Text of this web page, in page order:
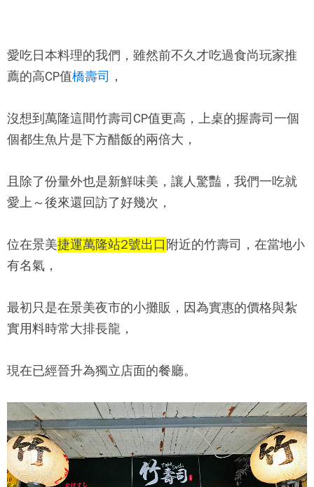
愛吃日本料理的我們，雖然前不久才吃過食尚玩家推
薦的高CP值橋壽司 ，
沒想到萬隆這間竹壽司CP值更高，上桌的握壽司一個
個都生魚片是下方醋飯的兩倍大，
且除了份量外也是新鮮味美，讓人驚豔，我們一吃就
愛上～後來還回訪了好幾次，
位在景美捷運萬隆站2號出口附近的竹壽司 ，在當地小
有名氣，
最初只是在景美夜市的小攤販，因為實惠的價格與紮
實用料時常大排長龍，
現在已經晉升為獨立店面的餐廳。